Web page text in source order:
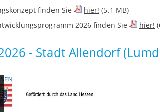
finden Sie hier! (5.1 MB)
2026 finden Sie
hier!
- Stadt Allendorf